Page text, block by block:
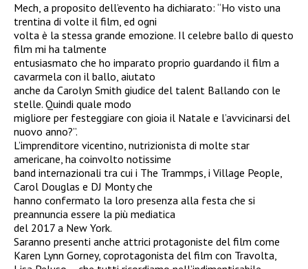
Mech, a proposito dell’evento ha dichiarato: “Ho visto una
trentina di volte il film, ed ogni
volta è la stessa grande emozione. Il celebre ballo di questo
film mi ha talmente
entusiasmato che ho imparato proprio guardando il film a
cavarmela con il ballo, aiutato
anche da Carolyn Smith giudice del talent Ballando con le
stelle. Quindi quale modo
migliore per festeggiare con gioia il Natale e l’avvicinarsi del
nuovo anno?”.
L’imprenditore vicentino, nutrizionista di molte star
americane, ha coinvolto notissime
band internazionali tra cui i The Trammps, i Village People,
Carol Douglas e DJ Monty che
hanno confermato la loro presenza alla festa che si
preannuncia essere la più mediatica
del 2017 a New York.
Saranno presenti anche attrici protagoniste del film come
Karen Lynn Gorney, coprotagonista del film con Travolta,